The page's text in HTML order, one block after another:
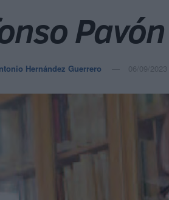
Hernández Guerrero 06/09/